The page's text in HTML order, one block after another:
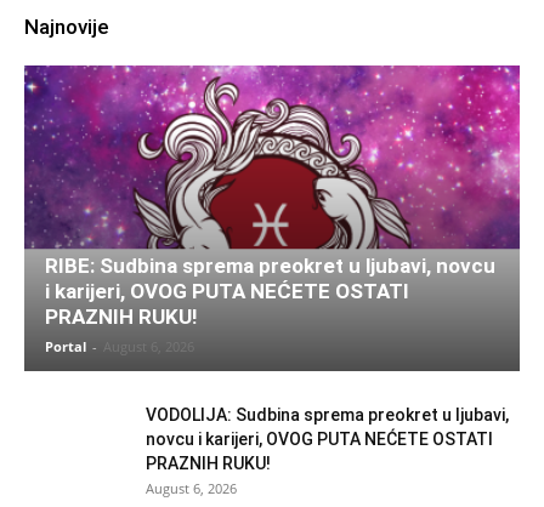
Najnovije
RIBE: Sudbina sprema preokret u ljubavi, novcu
i karijeri, OVOG PUTA NEĆETE OSTATI
PRAZNIH RUKU!
Portal - August 6, 2026
VODOLIJA: Sudbina sprema preokret u ljubavi,
novcu i karijeri, OVOG PUTA NEĆETE OSTATI
PRAZNIH RUKU!
August 6, 2026